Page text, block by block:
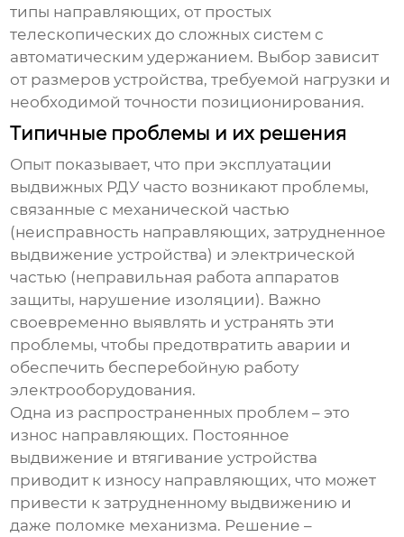
типы направляющих, от простых
телескопических до сложных систем с
автоматическим удержанием. Выбор зависит
от размеров устройства, требуемой нагрузки и
необходимой точности позиционирования.
Типичные проблемы и их решения
Опыт показывает, что при эксплуатации
выдвижных РДУ часто возникают проблемы,
связанные с механической частью
(неисправность направляющих, затрудненное
выдвижение устройства) и электрической
частью (неправильная работа аппаратов
защиты, нарушение изоляции). Важно
своевременно выявлять и устранять эти
проблемы, чтобы предотвратить аварии и
обеспечить бесперебойную работу
электрооборудования.
Одна из распространенных проблем – это
износ направляющих. Постоянное
выдвижение и втягивание устройства
приводит к износу направляющих, что может
привести к затрудненному выдвижению и
даже поломке механизма. Решение –